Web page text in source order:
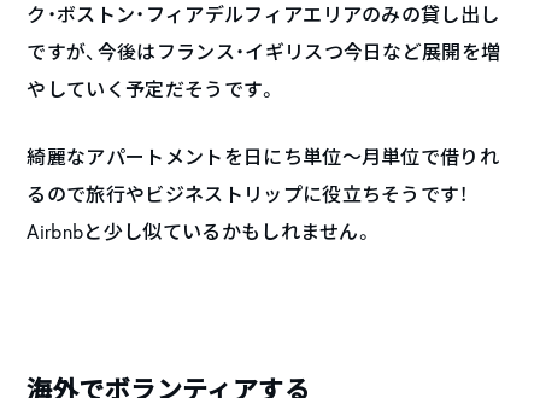
ク・ボストン・フィアデルフィアエリアのみの貸し出し
ですが、今後はフランス・イギリスつ今日など展開を増
やしていく予定だそうです。
綺麗なアパートメントを日にち単位〜月単位で借りれ
るので旅行やビジネストリップに役立ちそうです！
Airbnbと少し似ているかもしれません。
海外でボランティアする